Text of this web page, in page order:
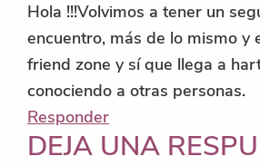
Hola !!!Volvimos a tener un
encuentro, más de lo mismo y
friend zone y sí que llega a
conociendo a otras personas.
Responder
DEJA UNA